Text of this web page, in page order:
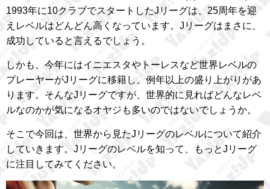
1993年に10クラブでスタートしたJリーグは、25周年を迎
えレベルはどんどん高くなっています。Jリーグはまさに、
成功していると言えるでしょう。
しかも、今年にはイニエスタやトーレスなど世界レベルの
プレーヤーがJリーグに移籍し、例年以上の盛り上がりがあ
ります。そんなJリーグですが、世界的に見ればどんなレベ
ルなのかが気になるオヤジも多いのではないでしょうか。
そこで今回は、世界から見たJリーグのレベルについて紹介
していきます。Jリーグのレベルを知って、もっとJリーグ
に注目してみてください。